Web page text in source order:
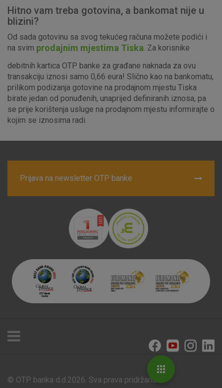
Hitno vam treba gotovina, a bankomat nije u
blizini?
Od sada gotovinu sa svog tekućeg računa možete podići i
na svim prodajnim mjestima Tiska . Za korisnike
debitnih kartica OTP banke za građane naknada za ovu
transakciju iznosi samo 0,66 eura! Slično kao na bankomatu,
prilikom podizanja gotovine na prodajnom mjestu Tiska
birate jedan od ponuđenih, unaprijed definiranih iznosa, pa
se prije korištenja usluge na prodajnom mjestu informirajte o
kojim se iznosima radi.
Prijava na newsletter OTP banke
Poslovnice i bankomati
© OTP banka d.d.2026. Sva prava pridržana.
Ovi kolačići nužni su za funkcioniranje internetske stranice i
postavljaju kao odgovor na vaše radnje koje uključuju zahtjev
za uslugama, kao što su postavke kolačića. Svoj preglednik
o njima, ali u tom slučaju neki dijelovi stranice neće raditi. Ti
kolačići ne pohranjuju nikakve informacije koje bi vas mogle
identificirati.
Detaljnije informacije o kolačićima